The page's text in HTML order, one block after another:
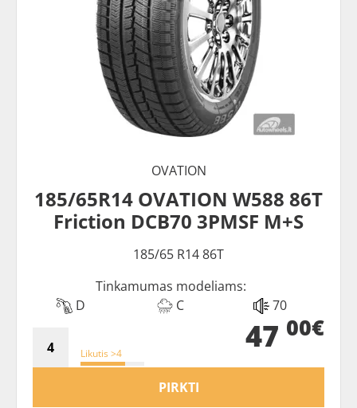
OVATION
185/65R14 OVATION W588 86T
Friction DCB70 3PMSF M+S
185/65 R14 86T
Tinkamumas modeliams:
D
C 70
Likutis >4 47 00€
PIRKTI